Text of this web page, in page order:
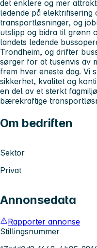
det enklere og mer
ledende på
transportløsninger, og
utslipp og bidra til grønn
landets ledende
Trondheim, og drifter
sørger for at tusenvis av
frem hver eneste dag. Vi
sikkerhet, kvalitet og
en del av et sterkt
bærekraftige
Om bedriften
Sektor
Privat
Annonsedata
Rapporter annonse
Stillingsnummer